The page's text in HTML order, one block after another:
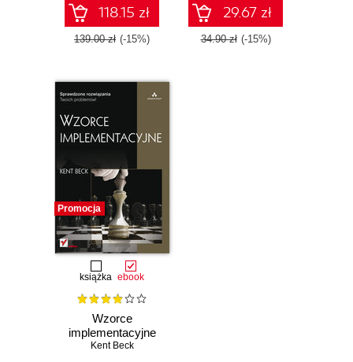
118.15 zł
139.00 zł (-15%)
29.67 zł
34.90 zł (-15%)
Promocja
książka ebook
Wzorce
implementacyjne
Kent Beck